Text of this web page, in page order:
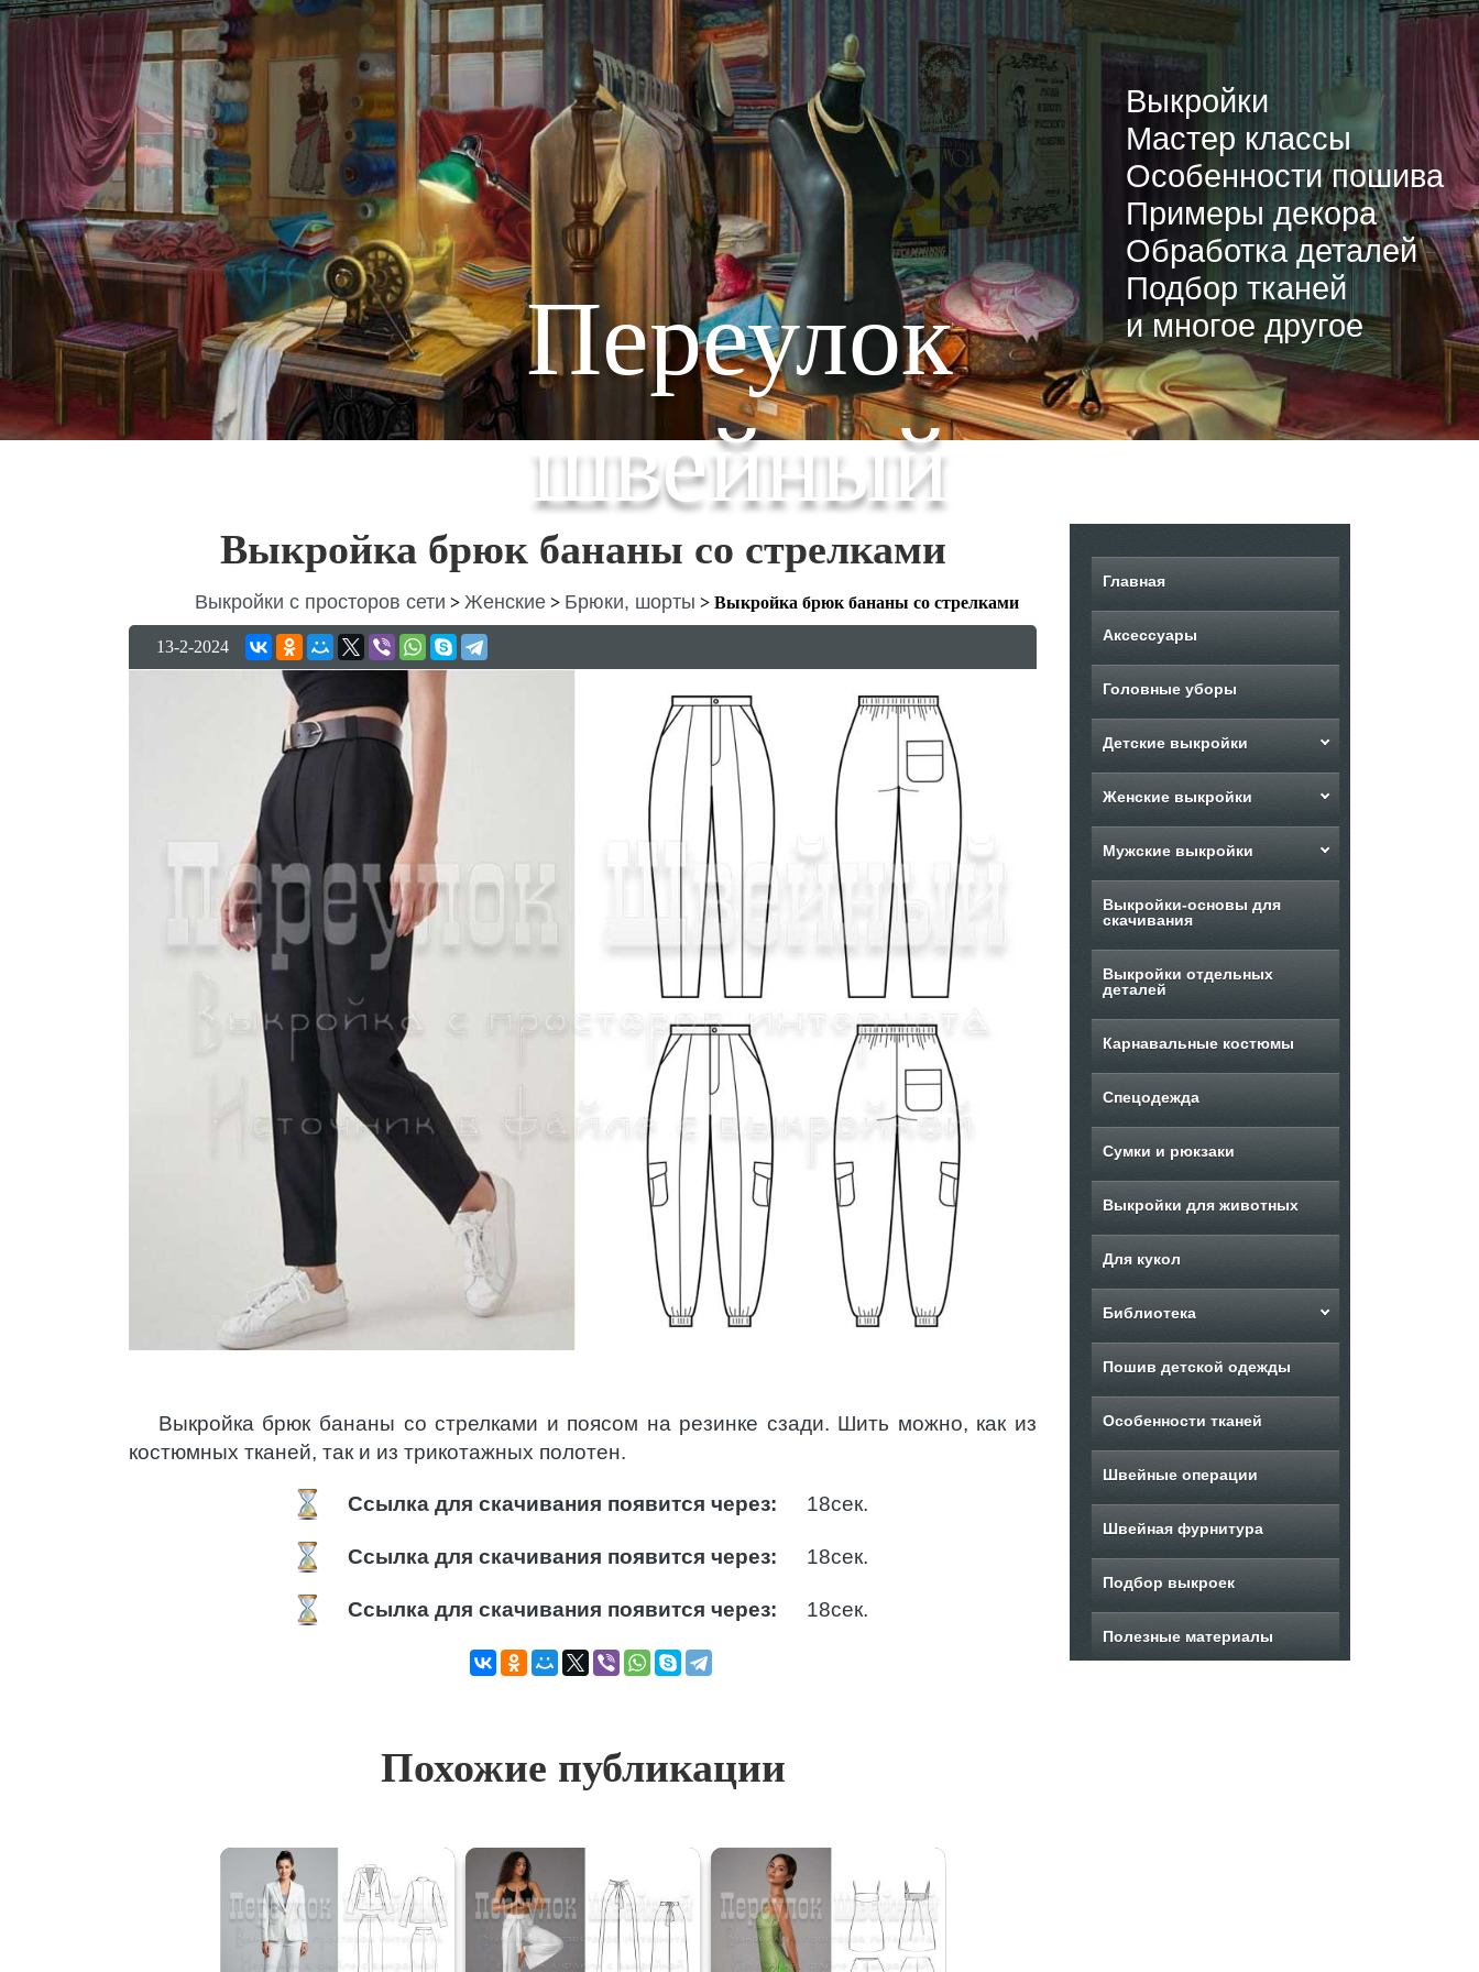
Переулок
швейный
Выкройки
Мастер классы
Особенности пошива
Примеры декора
Обработка деталей
Подбор тканей
и многое другое
Выкройка брюк бананы со стрелками
Выкройки с просторов сети > Женские > Брюки, шорты > Выкройка брюк бананы со стрелками
13-2-2024
Выкройка брюк бананы со стрелками и поясом на резинке сзади. Шить можно, как из
костюмных тканей, так и из трикотажных полотен.
Ссылка для скачивания появится через: 17сек.
Ссылка для скачивания появится через: 17сек.
Ссылка для скачивания появится через: 17сек.
Похожие публикации
Главная
Аксессуары
Головные уборы
Детские выкройки
Женские выкройки
Мужские выкройки
Выкройки-основы для
скачивания
Выкройки отдельных
деталей
Карнавальные костюмы
Спецодежда
Сумки и рюкзаки
Выкройки для животных
Для кукол
Библиотека
Пошив детской одежды
Особенности тканей
Швейные операции
Швейная фурнитура
Подбор выкроек
Полезные материалы